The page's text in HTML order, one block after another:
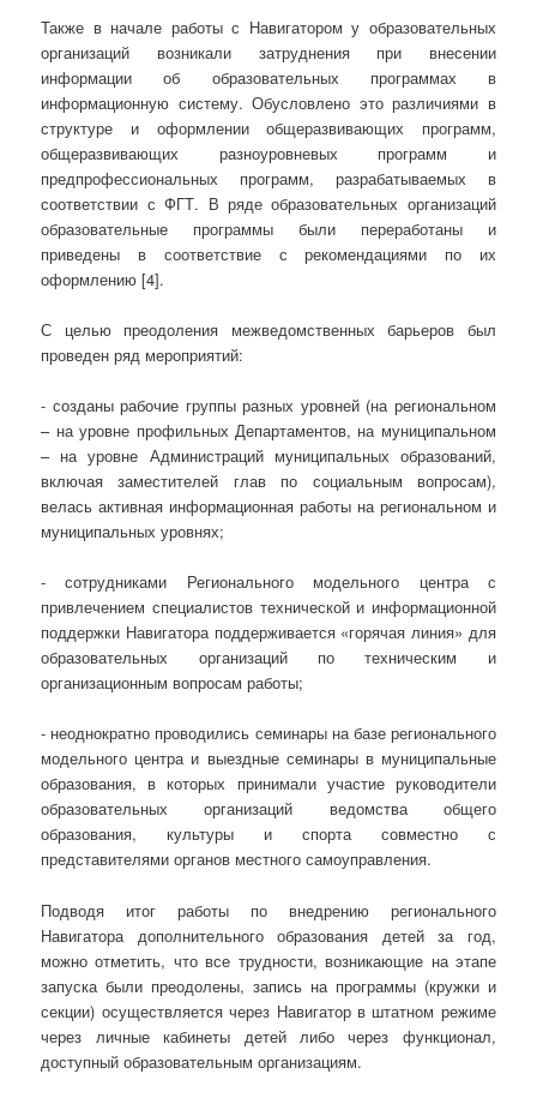
Также в начале работы с Навигатором у образовательных
организаций возникали затруднения при внесении
информации об образовательных программах в
информационную систему. Обусловлено это различиями в
структуре и оформлении общеразвивающих программ,
общеразвивающих разноуровневых программ и
предпрофессиональных программ, разрабатываемых в
соответствии с ФГТ. В ряде образовательных организаций
образовательные программы были переработаны и
приведены в соответствие с рекомендациями по их
оформлению [4].
С целью преодоления межведомственных барьеров был
проведен ряд мероприятий:
- созданы рабочие группы разных уровней (на региональном
– на уровне профильных Департаментов, на муниципальном
– на уровне Администраций муниципальных образований,
включая заместителей глав по социальным вопросам),
велась активная информационная работы на региональном и
муниципальных уровнях;
- сотрудниками Регионального модельного центра с
привлечением специалистов технической и информационной
поддержки Навигатора поддерживается «горячая линия» для
образовательных организаций по техническим и
организационным вопросам работы;
- неоднократно проводились семинары на базе регионального
модельного центра и выездные семинары в муниципальные
образования, в которых принимали участие руководители
образовательных организаций ведомства общего
образования, культуры и спорта совместно с
представителями органов местного самоуправления.
Подводя итог работы по внедрению регионального
Навигатора дополнительного образования детей за год,
можно отметить, что все трудности, возникающие на этапе
запуска были преодолены, запись на программы (кружки и
секции) осуществляется через Навигатор в штатном режиме
через личные кабинеты детей либо через функционал,
доступный образовательным организациям.